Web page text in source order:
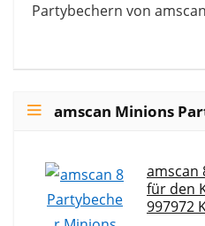
Partybechern von
amscan Minions
amscan
für den
997972